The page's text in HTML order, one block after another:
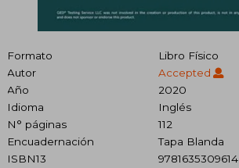
Formato
Libro Físico
Autor
Accepted
Año
2020
Idioma
Inglés
N° páginas
112
Encuadernación
Tapa Blanda
ISBN13
9781635309614